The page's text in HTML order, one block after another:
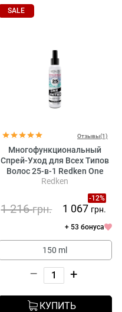
SALE
Отзывы(1)
Многофункциональный
Спрей-Уход для Всех Типов
Волос 25-в-1 Redken One
United Elixir
Redken
-12%
1 216грн. 1 067 грн.
+ 53 бонуса
150 ml
– +
КУПИТЬ